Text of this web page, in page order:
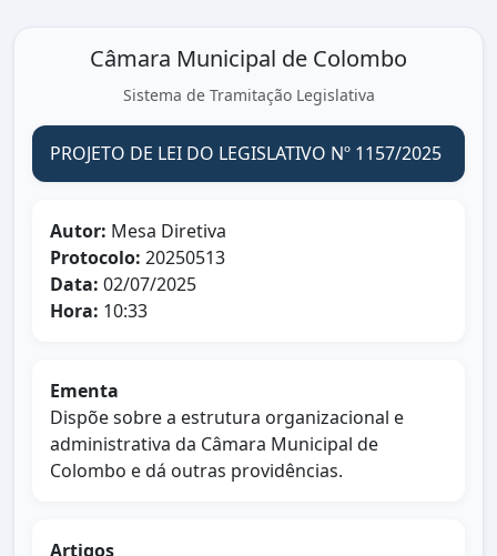
Câmara Municipal de Colombo
Sistema de Tramitação Legislativa
PROJETO DE LEI DO LEGISLATIVO Nº 1157/2025
Autor: Mesa Diretiva
Protocolo: 20250513
Data: 02/07/2025
Hora: 10:33
Ementa
Dispõe sobre a estrutura organizacional e
administrativa da Câmara Municipal de
Colombo e dá outras providências.
Artigos